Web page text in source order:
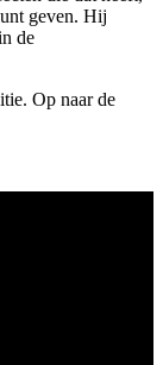
geven. Hij
de
Op naar de